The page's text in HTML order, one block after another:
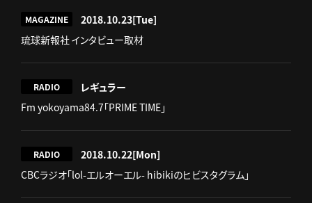
MAGAZINE 2018.10.23[Tue]
琉球新報社 インタビュー取材
RADIO
レギュラー
Fm yokoyama84.7「PRIME TIME」
RADIO 2018.10.22[Mon]
CBCラジオ「lol-エルオーエル- hibikiのヒビスタグラム」